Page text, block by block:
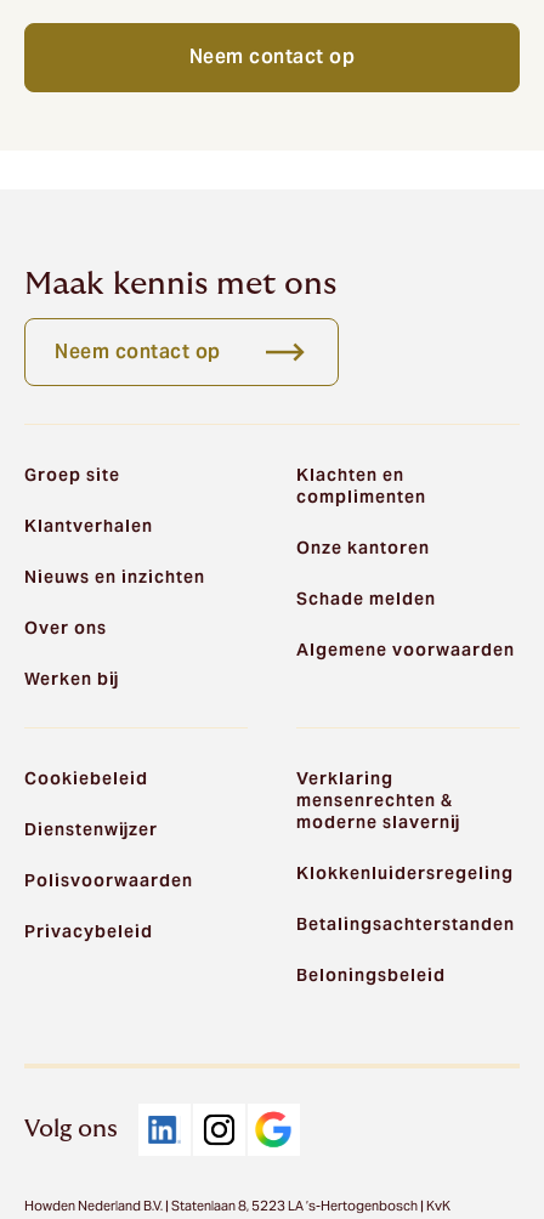
Neem contact op
Maak kennis met ons
Neem contact op
Groep site
Klantverhalen
Nieuws en inzichten
Over ons
Werken bij
Klachten en
complimenten
Onze kantoren
Schade melden
Algemene voorwaarden
Cookiebeleid
Dienstenwijzer
Polisvoorwaarden
Privacybeleid
Verklaring
mensenrechten &
moderne slavernij
Klokkenluidersregeling
Betalingsachterstanden
Beloningsbeleid
Volg ons
Howden Nederland B.V. | Statenlaan 8, 5223 LA ’s-Hertogenbosch | KvK